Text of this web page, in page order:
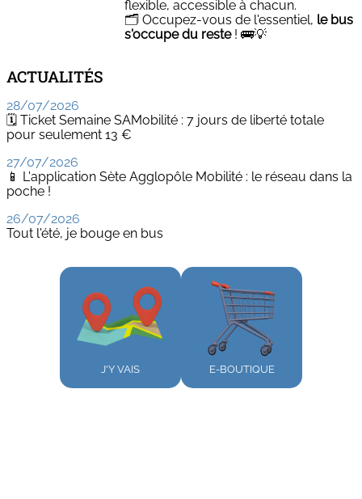
flexible, accessible à chacun.
🗂️ Occupez-vous de l'essentiel, le bus
s'occupe du reste ! 🚌💡
ACTUALITÉS
28/07/2026
🗓️ Ticket Semaine SAMobilité : 7 jours de liberté totale
pour seulement 13 €
27/07/2026
📱 L'application Sète Agglopôle Mobilité : le réseau dans la
poche !
26/07/2026
Tout l'été, je bouge en bus
J'Y VAIS E-BOUTIQUE